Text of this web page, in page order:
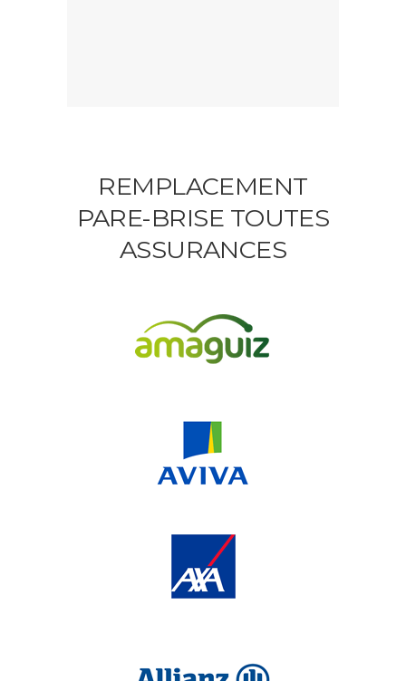
REMPLACEMENT
PARE-BRISE TOUTES
ASSURANCES